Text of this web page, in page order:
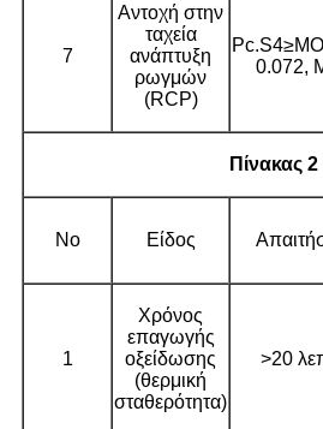
7
Αντοχή στην
ταχεία
ανάπτυξη
ρωγμών
(RCP)
0.072,
Πίνακας
No Είδος
1
Χρόνος
επαγωγής
οξείδωσης
(θερμική
σταθερότητα)
>20